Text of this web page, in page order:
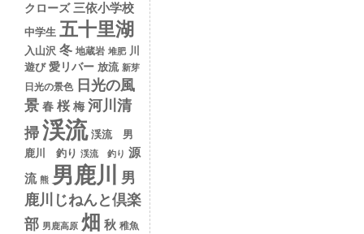
クローズ 三依小学校
中学生 五十里湖
入山沢 冬 地蔵岩 堆肥 川
遊び 愛リバー 放流 新芽
日光の景色
日光の風
景 春 桜 梅 河川清
掃渓流 渓流 男
鹿川 釣り 渓流 釣り 源
流 熊 男鹿川
男
鹿川じねんと倶楽
部 男鹿高原 畑 秋 稚魚